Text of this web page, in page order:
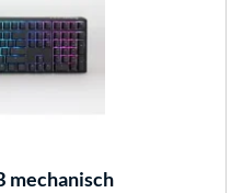
mechanisch